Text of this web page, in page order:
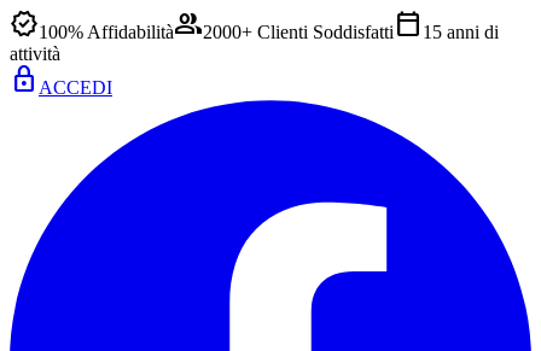
verified100% Affidabilitàgroup2000+ Clienti Soddisfatti calendar_today 15 anni di
attività
lock ACCEDI